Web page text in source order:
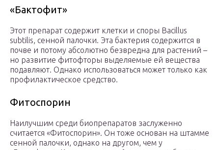
«Бактофит»
Этот препарат содержит клетки и споры Bacillus
subtilis, сенной палочки. Эта бактерия содержится в
почве и потому абсолютно безвредна для растений –
но развитие фитофторы выделяемые ей вещества
подавляют. Однако использоваться может только как
профилактическое средство.
Фитоспорин
Наилучшим среди биопрепаратов заслуженно
считается «Фитоспорин». Он тоже основан на штамме
сенной палочки, однако на другом, чем у